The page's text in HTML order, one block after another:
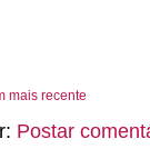
mais recente
Postar